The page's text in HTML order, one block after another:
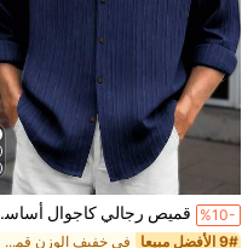
%10-
9# الأفضل مبيعا في خفيف الوزن قمصان رجالية